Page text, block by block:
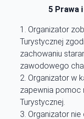
5 Prawa
Organizator
Turystycznej
zachowaniu
zawodowego
Organizator w
zapewnia pomoc
Turystycznej.
Organizator